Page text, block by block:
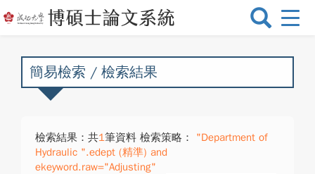
選
換
簡易檢索 / 檢索結果
檢索結果：共1筆資料 檢索策略：
"Department of
Hydraulic ".edept (精準) and
ekeyword.raw="Adjusting"